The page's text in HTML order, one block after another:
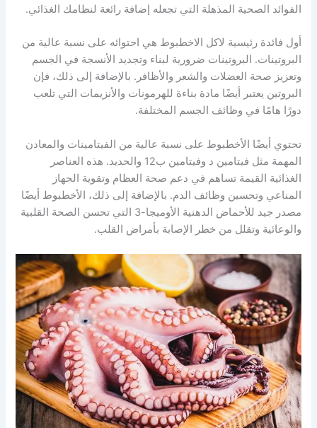
الفوائد الصحية المذهلة التي تجعله إضافة رائعة لنظامك الغذائي.
أول فائدة رئيسية لاكل الاخطبوط هي احتوائه على نسبة عالية من
البروتينات. البروتينات ضرورية لبناء وتجديد الأنسجة في الجسم
وتعزيز صحة العضلات والشعر والأظافر. بالإضافة إلى ذلك، فإن
البروتين يعتبر أيضًا مادة بناءة للهرمونات والأنزيمات التي تلعب
دورًا هامًا في وظائف الجسم المختلفة.
تحتوي أيضًا الأخطبوط على نسبة عالية من الفيتامينات والمعادن
المهمة مثل فيتامين د وفيتامين ب12 والحديد. هذه العناصر
الغذائية القيمة تساهم في دعم صحة العظام وتقوية الجهاز
المناعي وتحسين وظائف الدم. بالإضافة إلى ذلك، الأخطبوط أيضًا
مصدر جيد للأحماض الدهنية الأوميجا-3 التي تحسن الصحة القلبية
والوعائية وتقلل من خطر الإصابة بأمراض القلب.